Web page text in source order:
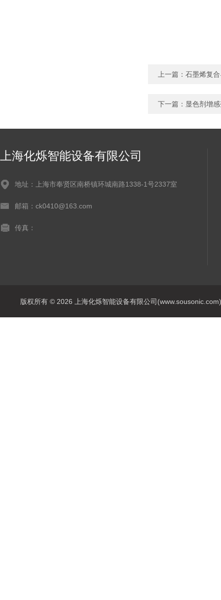
上一篇： 石墨烯复
下一篇： 显色剂增
上海化烁智能设备有限公司
地址：上海市奉贤区南桥镇环城南路1338-1号2337室
邮箱：ck0410@163.com
传真：
版权所有 © 2026 上海化烁智能设备有限公司